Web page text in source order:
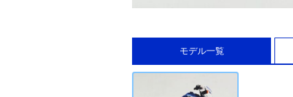
モデル一覧